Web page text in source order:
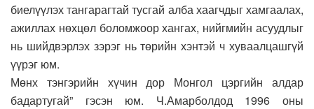
биелүүлэх тангарагтай тусгай алба хаагчдыг хамгаалах,
ажиллах нөхцөл боломжоор хангах, нийгмийн асуудлыг
нь шийдвэрлэх зэрэг нь төрийн хэнтэй ч хуваалцашгүй
үүрэг юм.
Мөнх тэнгэрийн хүчин дор Монгол цэргийн алдар
бадартугай” гэсэн юм. Ч.Амарболдод 1996 оны